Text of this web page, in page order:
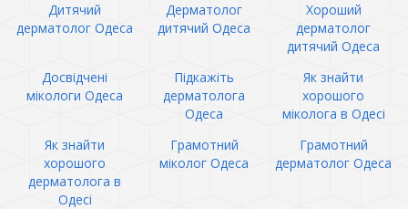
Дитячий
дерматолог Одеса
Дерматолог
дитячий Одеса
Хороший
дерматолог
дитячий Одеса
Досвідчені
мікологи Одеса
Підкажіть
дерматолога
Одеса
Як знайти
хорошого
міколога в Одесі
Як знайти
хорошого
дерматолога в
Одесі
Грамотний
міколог Одеса
Грамотний
дерматолог Одеса